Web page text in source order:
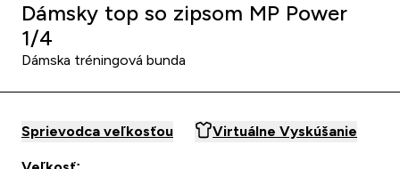
Dámsky top so zipsom MP Power
1/4
Dámska tréningová bunda
Sprievodca veľkosťou Virtuálne Vyskúšanie